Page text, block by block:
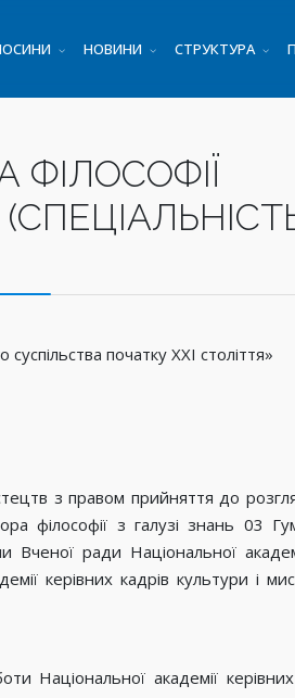
НОВИНИ СТРУКТУРА
початку ХХІ століття»
з правом прийняття до
філософії з галузі знань 03
ради Національної
керівних кадрів культури і
Національної академії